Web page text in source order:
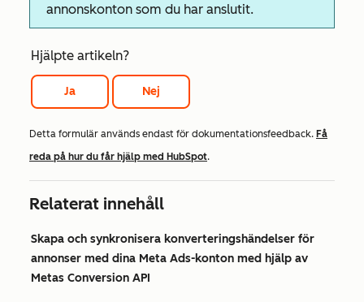
annonskonton som du har anslutit.
Hjälpte artikeln?
Ja Nej
Detta formulär används endast för dokumentationsfeedback. Få
reda på hur du får hjälp med HubSpot.
Relaterat innehåll
Skapa och synkronisera konverteringshändelser för
annonser med dina Meta Ads-konton med hjälp av
Metas Conversion API